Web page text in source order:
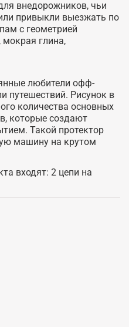
внедорожников, чьи
привыкли выезжать по
с геометрией
мокрая глина,
любители офф-
путешествий. Рисунок в
количества основных
которые создают
Такой протектор
машину на крутом
входят: 2 цепи на